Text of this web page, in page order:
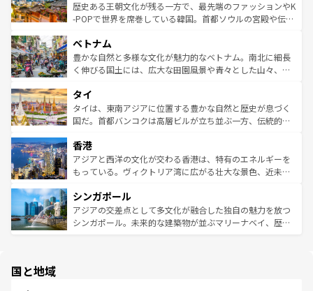
はコンテンツ一覧を参照してほしい。
ビング、ハイキングなど、アウトドア好きにはたまらな
い。オーストラリアの多彩な魅力を存分に味わいつくそ
参照してほしい。
と山間の静けさが共存しており、訪れる人に新しい発見と
驚きをもたらしてくれる。また、奥深い台湾の食文化も魅
容にもいいと評判のスイーツなど、バラエティ豊かな料理
が味わえる。 なお、新着の台湾情報は コンテンツ一覧を参
照してほしい。
歴史ある王朝文化が残る一方で、最先端のファッションやK
-POPで世界を席巻している韓国。首都ソウルの宮殿や伝統
き、地方に足を延ばせば四季折々の自然美を楽しむことが
できる。そして、キムチや焼肉、絶品のストリートフード
まで、さまざまな韓国料理が待っている。夜には、韓国な
リティに包まれながら、韓国の多彩な魅力を心ゆくまで味
わってみてほしい。 なお、新着の韓国情報はコンテンツ一
覧を参照してほしい。
ベトナム
豊かな自然と多様な文化が魅力的なベトナム。南北に細長
く伸びる国土には、広大な田園風景や青々とした山々、世
急速な発展と共に伝統が息づく。ハノイの古い町並みやホ
ーチミン市のフランス統治時代の建物も、独特の雰囲気を
醸し出している。また、バラエティの豊かさとおいしさで
とつ。フォーやバインミー、ベトナムコーヒーなどは、ぜ
ひ現地で味わいたい。どの地域を訪れてもあたたかい人々
が旅行者を迎えてくれるので、きっと忘れられない旅にな
参照してほしい。
タイ
タイは、東南アジアに位置する豊かな自然と歴史が息づく
国だ。首都バンコクは高層ビルが立ち並ぶ一方、伝統的な
の活気が交差している。北部ではチェンマイなどの山岳地
帯で自然と触れ合い、南部ではプーケットやクラビの美し
いビーチでリゾート気分を楽しむことができる。タイ料理
激する。気候は一年中温暖で、どの季節にも異なる楽しみ
が待っている。親しみやすいタイの人々、仏教を中心とし
た文化、そして多様な観光資源が、訪れる旅人を魅了し続
香港
アジアと西洋の文化が交わる香港は、特有のエネルギーを
もっている。ヴィクトリア湾に広がる壮大な景色、近未来
み、どこを訪れても感動するはず。観光スポットが密集し
ており、効率よく見どころを回れるのも魅力。息をのむよ
うな絶景から文化的な体験まで、香港を存分に楽しみ尽く
シンガポール
アジアの交差点として多文化が融合した独自の魅力を放つ
シンガポール。未来的な建築物が並ぶマリーナベイ、歴史
国と地域